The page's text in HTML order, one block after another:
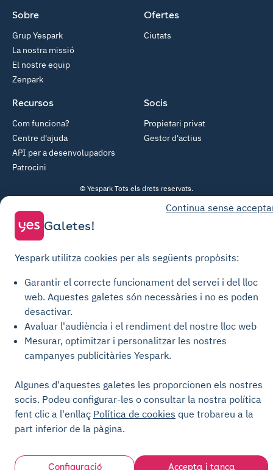
Sobre
Grup Yespark
La nostra missió
El nostre equip
Zenpark
Ofertes
Ciutats
Socis
Propietari privat
Gestor d'actius
Recursos
Com funciona?
Centre d'ajuda
API per a desenvolupadors
Patrocini
© Yespark Tots els drets reservats.
Condicions generals d'ús
Condicions generals de venda Recàrrega
Política de cookies
Carta de Transparència
Continua sense
Galetes!
Yespark utilitza cookies per als següents propòsits:
Garantir el correcte funcionament del servei i del lloc
web. Aquestes galetes són necessàries i no es poden
desactivar.
Avaluar l'audiència i el rendiment del nostre lloc web
Mesurar, optimitzar i personalitzar les nostres
campanyes publicitàries Yespark.
Algunes d'aquestes galetes les proporcionen els nostres
socis. Podeu configurar-les o consultar la nostra política
fent clic a l'enllaç Política de cookies que trobareu a la
part inferior de la pàgina.
Configuració Accepta i tanca